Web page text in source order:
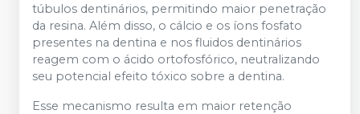
túbulos dentinários, permitindo maior penetração
da resina. Além disso, o cálcio e os íons fosfato
presentes na dentina e nos fluidos dentinários
reagem com o ácido ortofosfórico, neutralizando
seu potencial efeito tóxico sobre a dentina.
Esse mecanismo resulta em maior retenção